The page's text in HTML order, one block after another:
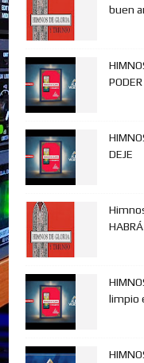
buen
DEJE
limpio